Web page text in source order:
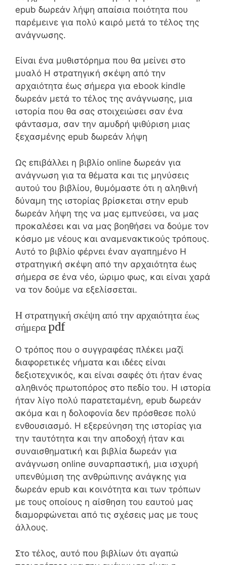
epub δωρεάν λήψη απαίσια ποιότητα που
παρέμεινε για πολύ καιρό μετά το τέλος της
ανάγνωσης.
Είναι ένα μυθιστόρημα που θα μείνει στο
μυαλό Η στρατηγική σκέψη από την
αρχαιότητα έως σήμερα για ebook kindle
δωρεάν μετά το τέλος της ανάγνωσης, μια
ιστορία που θα σας στοιχειώσει σαν ένα
φάντασμα, σαν την αμυδρή ψιθύριση μιας
ξεχασμένης epub δωρεάν λήψη
Ως επιβάλλει η βιβλίο online δωρεάν για
ανάγνωση για τα θέματα και τις μηνύσεις
αυτού του βιβλίου, θυμόμαστε ότι η αληθινή
δύναμη της ιστορίας βρίσκεται στην epub
δωρεάν λήψη της να μας εμπνεύσει, να μας
προκαλέσει και να μας βοηθήσει να δούμε τον
κόσμο με νέους και αναμενακτικούς τρόπους.
Αυτό το βιβλίο φέρνει έναν αγαπημένο Η
στρατηγική σκέψη από την αρχαιότητα έως
σήμερα σε ένα νέο, ώριμο φως, και είναι χαρά
να τον δούμε να εξελίσσεται.
Η στρατηγική σκέψη από την αρχαιότητα έως
σήμερα pdf
Ο τρόπος που ο συγγραφέας πλέκει μαζί
διαφορετικές νήματα και ιδέες είναι
δεξιοτεχνικός, και είναι σαφές ότι ήταν ένας
αληθινός πρωτοπόρος στο πεδίο του. Η ιστορία
ήταν λίγο πολύ παρατεταμένη, epub δωρεάν
ακόμα και η δολοφονία δεν πρόσθεσε πολύ
ενθουσιασμό. Η εξερεύνηση της ιστορίας για
την ταυτότητα και την αποδοχή ήταν και
συναισθηματική και βιβλία δωρεάν για
ανάγνωση online συναρπαστική, μια ισχυρή
υπενθύμιση της ανθρώπινης ανάγκης για
δωρεάν epub και κοινότητα και των τρόπων
με τους οποίους η αίσθηση του εαυτού μας
διαμορφώνεται από τις σχέσεις μας με τους
άλλους.
Στο τέλος, αυτό που βιβλίων ότι αγαπώ